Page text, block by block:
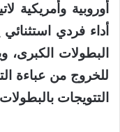
أوروبية وأمريكية
أداء فردي
البطولات الكبرى،
للخروج من عباءة
التتويجات